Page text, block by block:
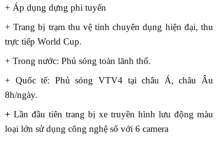
+ Áp dụng dựng phi tuyến
+ Trang bị trạm thu vệ tinh chuyên dụng hiện đại, thu
trực tiếp World Cup.
+ Trong nước: Phủ sóng toàn lãnh thổ.
+ Quốc tế: Phủ sóng VTV4 tại châu Á, châu Âu
8h/ngày.
+ Lần đầu tiên trang bị xe truyền hình lưu động màu
loại lớn sử dụng công nghệ số với 6 camera